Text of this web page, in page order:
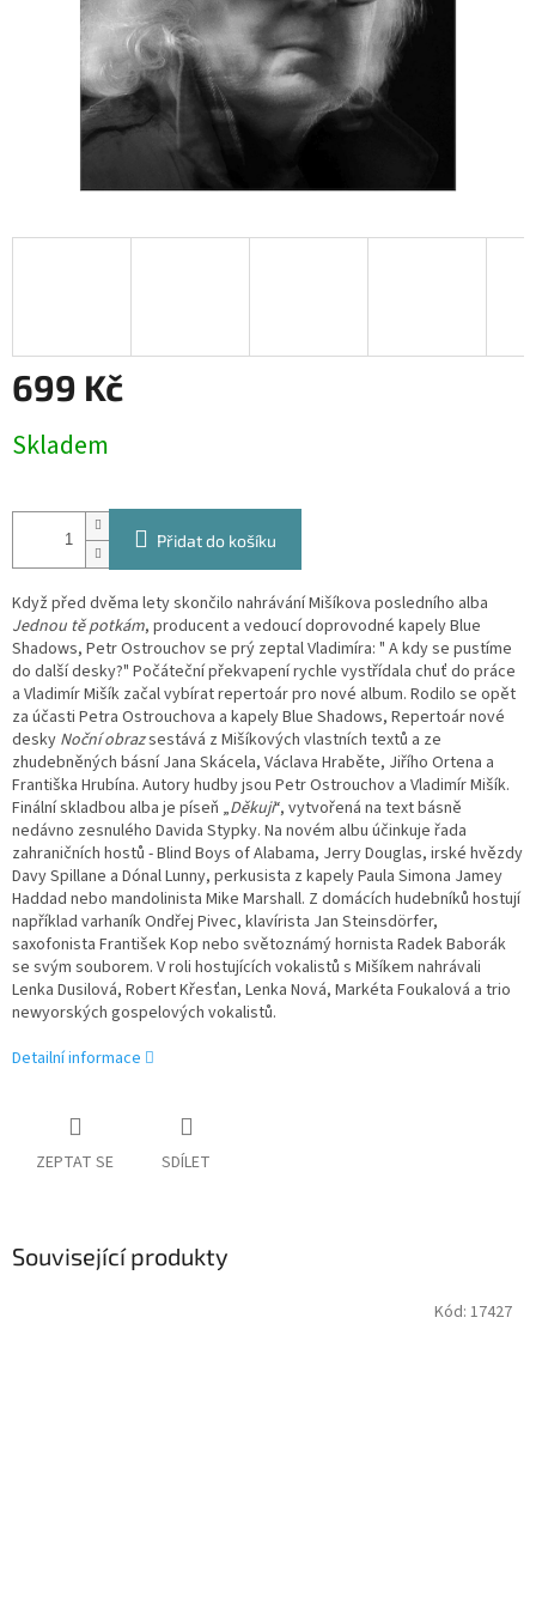
699 Kč
cena:
Skladem
Přidat do košíku
Když před dvěma lety skončilo nahrávání Mišíkova posledního alba
Jednou tě potkám, producent a vedoucí doprovodné kapely Blue
Shadows, Petr Ostrouchov se prý zeptal Vladimíra: " A kdy se pustíme
do další desky?" Počáteční překvapení rychle vystřídala chuť do práce
a Vladimír Mišík začal vybírat repertoár pro nové album. Rodilo se opět
za účasti Petra Ostrouchova a kapely Blue Shadows, Repertoár nové
desky Noční obrazsestává z Mišíkových vlastních textů a ze
zhudebněných básní Jana Skácela, Václava Hraběte, Jiřího Ortena a
Františka Hrubína. Autory hudby jsou Petr Ostrouchov a Vladimír Mišík.
Finální skladbou alba je píseň „Děkuji“, vytvořená na text básně
nedávno zesnulého Davida Stypky. Na novém albu účinkuje řada
zahraničních hostů - Blind Boys of Alabama, Jerry Douglas, irské hvězdy
Davy Spillane a Dónal Lunny, perkusista z kapely Paula Simona Jamey
Haddad nebo mandolinista Mike Marshall. Z domácích hudebníků hostují
například varhaník Ondřej Pivec, klavírista Jan Steinsdörfer,
saxofonista František Kop nebo světoznámý hornista Radek Baborák
se svým souborem. V roli hostujících vokalistů s Mišíkem nahrávali
Lenka Dusilová, Robert Křesťan, Lenka Nová, Markéta Foukalová a trio
newyorských gospelových vokalistů.
Detailní informace
ZEPTAT SE SDÍLET
Související produkty
Kód: 17427